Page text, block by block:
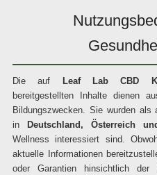
Die auf Leaf Lab CBD
bereitgestellten Inhalte dienen
Bildungszwecken. Sie wurden als
in
Deutschland, Österreich
Wellness interessiert sind.
aktuelle Informationen
oder Garantien hinsichtlich der